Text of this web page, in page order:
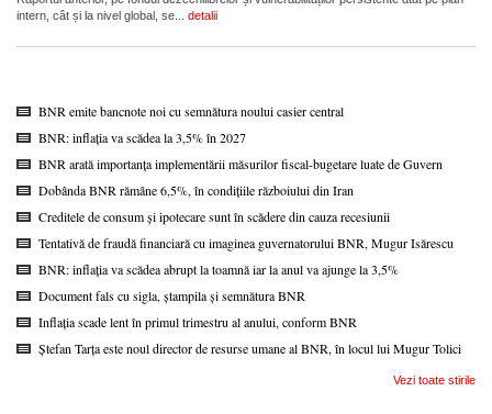
intern, cât și la nivel global, se... detalii
BNR emite bancnote noi cu semnătura noului casier central
BNR: inflația va scădea la 3,5% în 2027
BNR arată importanța implementării măsurilor fiscal-bugetare luate de Guvern
Dobânda BNR rămâne 6,5%, în condițiile războiului din Iran
Creditele de consum și ipotecare sunt în scădere din cauza recesiunii
Tentativă de fraudă financiară cu imaginea guvernatorului BNR, Mugur Isărescu
BNR: inflația va scădea abrupt la toamnă iar la anul va ajunge la 3,5%
Document fals cu sigla, ștampila și semnătura BNR
Inflația scade lent în primul trimestru al anului, conform BNR
Ștefan Tarța este noul director de resurse umane al BNR, în locul lui Mugur Tolici
Vezi toate stirile